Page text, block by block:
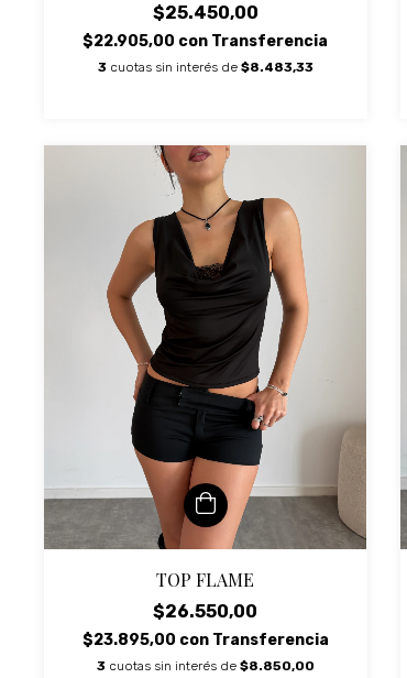
$25.450,00
$22.905,00 con Transferencia
3 cuotas sin interés de $8.483,33
TOP FLAME
$26.550,00
$23.895,00 con Transferencia
3 cuotas sin interés de $8.850,00